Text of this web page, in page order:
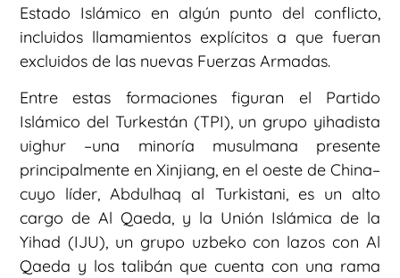
Estado Islámico en algún punto del conflicto,
incluidos llamamientos explícitos a que fueran
excluidos de las nuevas Fuerzas Armadas.
Entre estas formaciones figuran el Partido
Islámico del Turkestán (TPI), un grupo yihadista
uighur –una minoría musulmana presente
principalmente en Xinjiang, en el oeste de China–
cuyo líder, Abdulhaq al Turkistani, es un alto
cargo de Al Qaeda, y la Unión Islámica de la
Yihad (IJU), un grupo uzbeko con lazos con Al
Qaeda y los talibán que cuenta con una rama